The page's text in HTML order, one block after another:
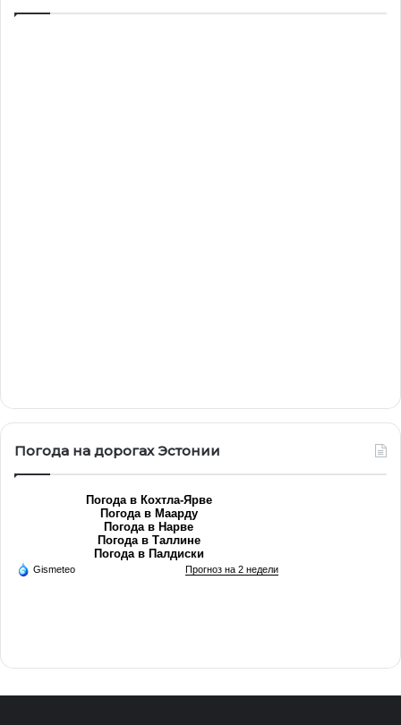
Погода на дорогах Эстонии
Погода в Кохтла-Ярве
Погода в Маарду
Погода в Нарве
Погода в Таллине
Погода в Палдиски
Gismeteo Прогноз на 2 недели